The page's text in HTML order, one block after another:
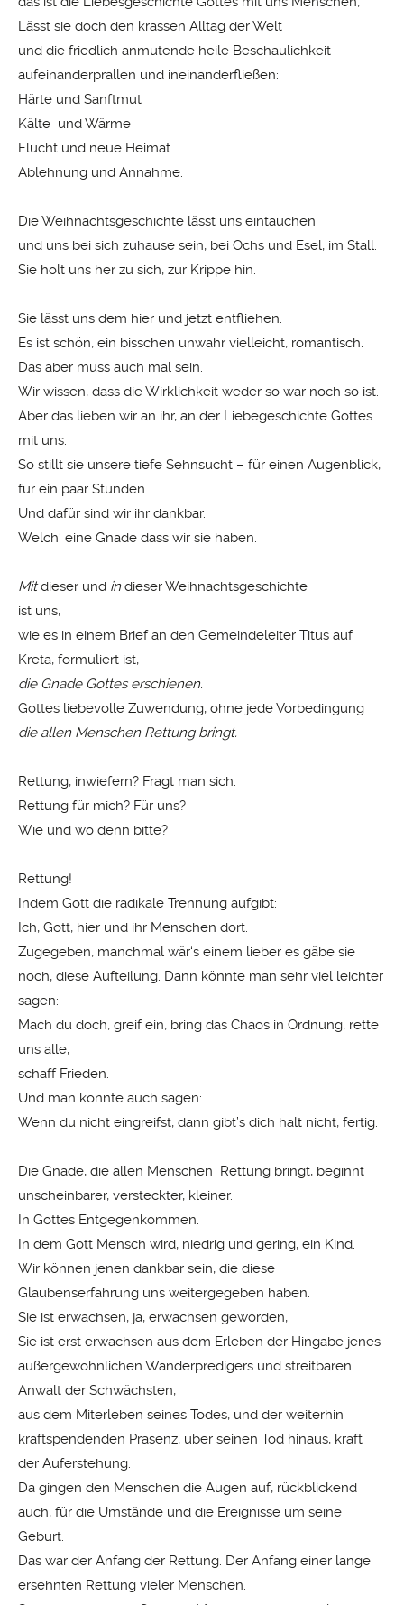
Lässt sie doch den krassen Alltag der Welt
und die friedlich anmutende heile Beschaulichkeit
aufeinanderprallen und ineinanderfließen:
Härte und Sanftmut
Kälte und Wärme
Flucht und neue Heimat
Ablehnung und Annahme.
Die Weihnachtsgeschichte lässt uns eintauchen
und uns bei sich zuhause sein, bei Ochs und Esel, im Stall.
Sie holt uns her zu sich, zur Krippe hin.
Sie lässt uns dem hier und jetzt entfliehen.
Es ist schön, ein bisschen unwahr vielleicht, romantisch.
Das aber muss auch mal sein.
Wir wissen, dass die Wirklichkeit weder so war noch so ist.
Aber das lieben wir an ihr, an der Liebegeschichte Gottes
mit uns.
So stillt sie unsere tiefe Sehnsucht – für einen Augenblick,
für ein paar Stunden.
Und dafür sind wir ihr dankbar.
Welch‘ eine Gnade dass wir sie haben.
Mitdieser und indieser Weihnachtsgeschichte
ist uns,
wie es in einem Brief an den Gemeindeleiter Titus auf
Kreta, formuliert ist,
die GnadeGottes erschienen.
Gottes liebevolle Zuwendung, ohne jede Vorbedingung
die allen Menschen Rettung bringt.
Rettung, inwiefern? Fragt man sich.
Rettung für mich? Für uns?
Wie und wo denn bitte?
Rettung!
Indem Gott die radikale Trennung aufgibt:
Ich, Gott, hier und ihr Menschen dort.
Zugegeben, manchmal wär‘s einem lieber es gäbe sie
noch, diese Aufteilung. Dann könnte man sehr viel leichter
sagen:
Mach du doch, greif ein, bring das Chaos in Ordnung, rette
uns alle,
schaff Frieden.
Und man könnte auch sagen:
Wenn du nicht eingreifst, dann gibt’s dich halt nicht, fertig.
Die Gnade, die allen Menschen Rettung bringt, beginnt
unscheinbarer, versteckter, kleiner.
In Gottes Entgegenkommen.
In dem Gott Mensch wird, niedrig und gering, ein Kind.
Wir können jenen dankbar sein, die diese
Glaubenserfahrung uns weitergegeben haben.
Sie ist erwachsen, ja, erwachsen geworden,
Sie ist erst erwachsen aus dem Erleben der Hingabe jenes
außergewöhnlichen Wanderpredigers und streitbaren
Anwalt der Schwächsten,
aus dem Miterleben seines Todes, und der weiterhin
kraftspendenden Präsenz, über seinen Tod hinaus, kraft
der Auferstehung.
Da gingen den Menschen die Augen auf, rückblickend
auch, für die Umstände und die Ereignisse um seine
Geburt.
Das war der Anfang der Rettung. Der Anfang einer lange
ersehnten Rettung vieler Menschen.